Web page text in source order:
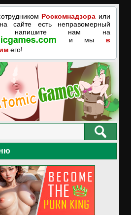
Роскомнадзора или
сайте есть неправомерный
напишите нам на
и мы в
его!